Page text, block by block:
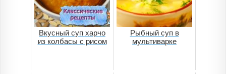
Вкусный суп харчо
из колбасы с рисом
Рыбный суп в
мультиварке